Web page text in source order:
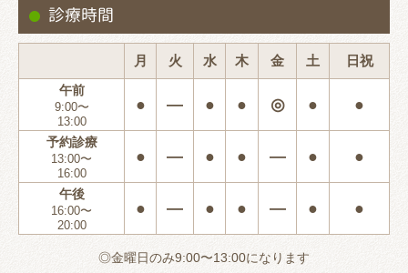
診療時間
月 火 水 木 金 土 日祝
午前
9:00〜
13:00
● ― ● ● ◎ ● ●
予約診療
13:00〜
16:00
● ― ● ● ― ● ●
午後
16:00〜
20:00
● ― ● ● ― ● ●
◎金曜日のみ9:00〜13:00になります